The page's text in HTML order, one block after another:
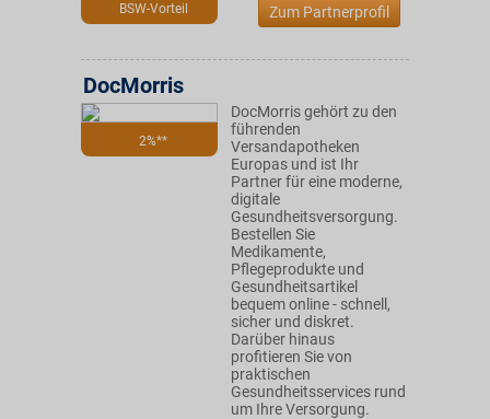
BSW-Vorteil Zum Partnerprofil
2%**
DocMorris
DocMorris gehört zu den
führenden
Versandapotheken
Europas und ist Ihr
Partner für eine moderne,
digitale
Gesundheitsversorgung.
Bestellen Sie
Medikamente,
Pflegeprodukte und
Gesundheitsartikel
bequem online - schnell,
sicher und diskret.
Darüber hinaus
profitieren Sie von
praktischen
Gesundheitsservices rund
um Ihre Versorgung.